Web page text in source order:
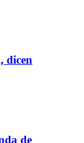
dicen
de